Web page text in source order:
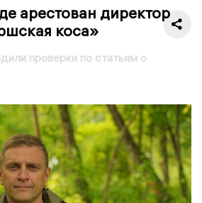
арестован директор
коса»
проверки по статьям о